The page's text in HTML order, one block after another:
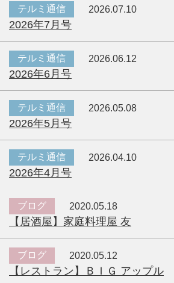
テルミ通信 2026.07.10
2026年7月号
テルミ通信 2026.06.12
2026年6月号
テルミ通信 2026.05.08
2026年5月号
テルミ通信 2026.04.10
2026年4月号
ブログ 2020.05.18
【居酒屋】家庭料理屋 友
ブログ 2020.05.12
【レストラン】ＢＩＧ アップル